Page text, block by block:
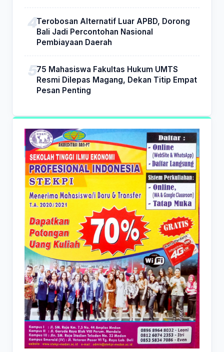
Terobosan Alternatif Luar APBD, Dorong
Bali Jadi Percontohan Nasional
Pembiayaan Daerah
75 Mahasiswa Fakultas Hukum UMTS
Resmi Dilepas Magang, Dekan Titip Empat
Pesan Penting